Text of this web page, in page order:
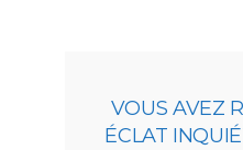
VOUS AVEZ
ÉCLAT